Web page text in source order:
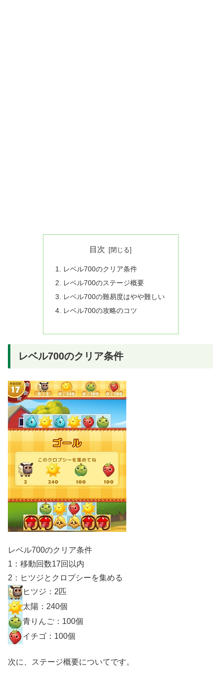
目次
レベル700のクリア条件
レベル700のステージ概要
レベル700の難易度はやや難しい
レベル700の攻略のコツ
レベル700のクリア条件
レベル700のクリア条件
1：移動回数17回以内
2：ヒツジとクロプシーを集める
ヒツジ：2匹
太陽：240個
青りんご：100個
イチゴ：100個
次に、ステージ概要についてです。